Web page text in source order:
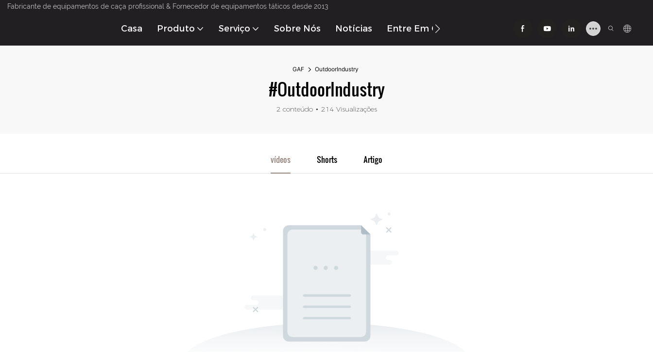
Fabricante de equipamentos de caça profissional & Fornecedor de equipamentos táticos desde 2013
Casa Produto Serviço Sobre Nós Notícias Entre Em Contato Conosco
GAF OutdoorIndustry
#OutdoorIndustry
2 conteúdo 214 Visualizações
vídeos Shorts Artigo